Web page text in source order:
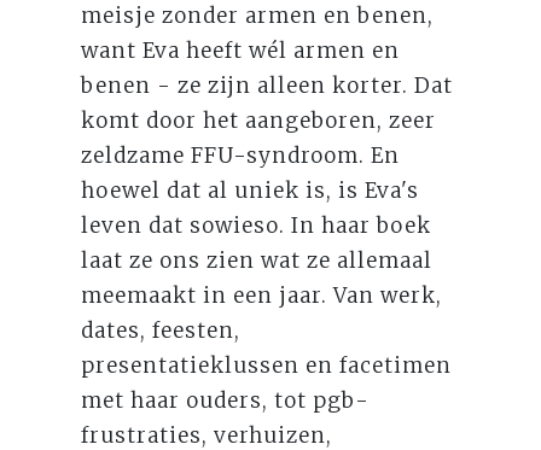
meisje zonder armen en benen,
want Eva heeft wél armen en
benen - ze zijn alleen korter. Dat
komt door het aangeboren, zeer
zeldzame FFU-syndroom. En
hoewel dat al uniek is, is Eva's
leven dat sowieso. In haar boek
laat ze ons zien wat ze allemaal
meemaakt in een jaar. Van werk,
dates, feesten,
presentatieklussen en facetimen
met haar ouders, tot pgb-
frustraties, verhuizen,